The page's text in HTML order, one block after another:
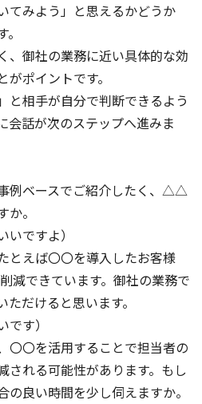
てみよう」と思えるかどうか
、御社の業務に近い具体的な効
ポイントです。
と相手が自分で判断できるよう
会話が次のステップへ進みま
例ベースでご紹介したく、△△
。
ですよ）
とえば〇〇を導入したお客様
減できています。御社の業務で
だけると思います。
す）
〇を活用することで担当者の
れる可能性があります。もし
の良い時間を少し伺えますか。